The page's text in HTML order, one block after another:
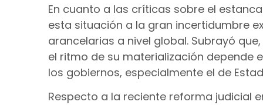
En cuanto a las críticas sobre el
esta situación a la gran incertidumbre
arancelarias a nivel global. Subrayó
el ritmo de su materialización depende
los gobiernos, especialmente el de
Respecto a la reciente reforma judicial